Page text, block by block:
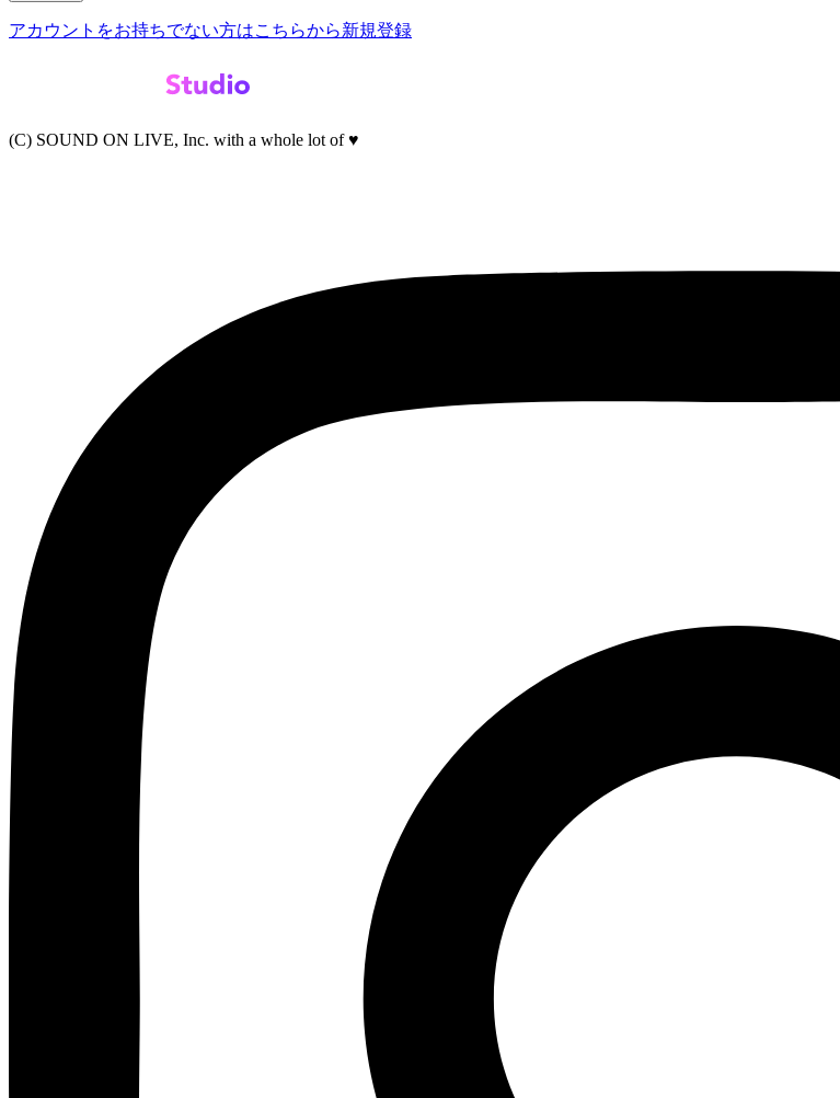
アカウントをお持ちでない方はこちらから新規登録
(C) SOUND ON LIVE, Inc. with a whole lot of ♥